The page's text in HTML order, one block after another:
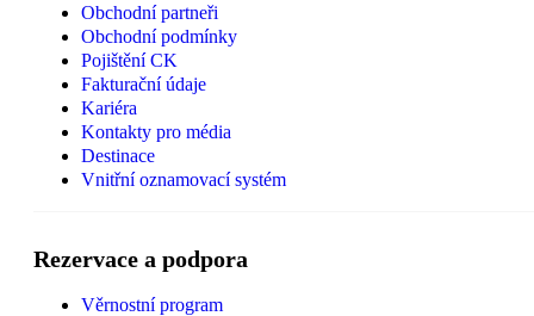
Obchodní partneři
Obchodní podmínky
Pojištění CK
Fakturační údaje
Kariéra
Kontakty pro média
Destinace
Vnitřní oznamovací systém
Rezervace a podpora
Věrnostní program